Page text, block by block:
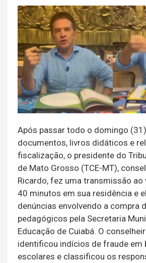
Após passar todo o domingo
documentos, livros didáticos e
fiscalização, o presidente do
de Mato Grosso (TCE-MT),
Ricardo, fez uma transmissão ao
40 minutos em sua residência e
denúncias envolvendo a compra
pedagógicos pela Secretaria
Educação de Cuiabá. O
identificou indícios de fraude em
escolares e classificou os